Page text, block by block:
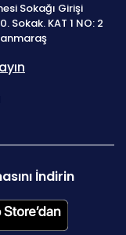
Sokağı Girişi
Sokak. KAT 1 NO: 2
İndirin